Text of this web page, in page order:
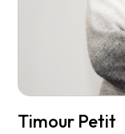
Timour Petit